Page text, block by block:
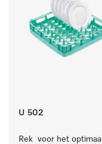
U 502
Rek  voor het optimaal